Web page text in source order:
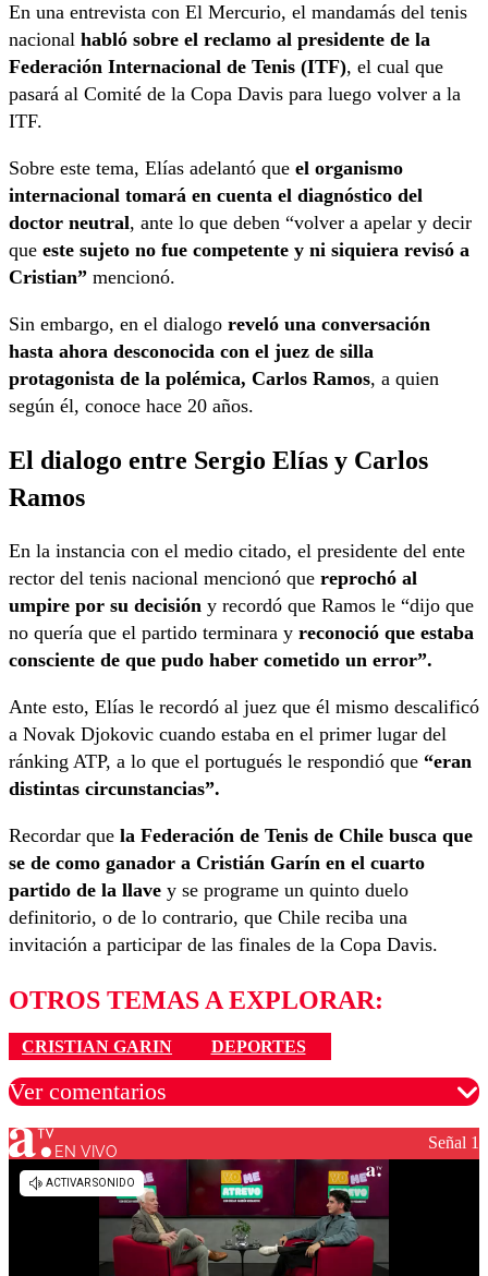
En una entrevista con El Mercurio, el mandamás del tenis
nacional habló sobre el reclamo al presidente de la
Federación Internacional de Tenis (ITF), el cual que
pasará al Comité de la Copa Davis para luego volver a la
ITF.
Sobre este tema, Elías adelantó que el organismo
internacional tomará en cuenta el diagnóstico del
doctor neutral, ante lo que deben “volver a apelar y decir
que este sujeto no fue competente y ni siquiera revisó a
Cristian” mencionó.
Sin embargo, en el dialogo reveló una conversación
hasta ahora desconocida con el juez de silla
protagonista de la polémica, Carlos Ramos, a quien
según él, conoce hace 20 años.
El dialogo entre Sergio Elías y Carlos
Ramos
En la instancia con el medio citado, el presidente del ente
rector del tenis nacional mencionó que reprochó al
umpire por su decisión y recordó que Ramos le “dijo que
no quería que el partido terminara y reconoció que estaba
consciente de que pudo haber cometido un error”.
Ante esto, Elías le recordó al juez que él mismo descalificó
a Novak Djokovic cuando estaba en el primer lugar del
ránking ATP, a lo que el portugués le respondió que “eran
distintas circunstancias”.
Recordar que la Federación de Tenis de Chile busca que
se de como ganador a Cristián Garín en el cuarto
partido de la llave y se programe un quinto duelo
definitorio, o de lo contrario, que Chile reciba una
invitación a participar de las finales de la Copa Davis.
OTROS TEMAS A EXPLORAR:
CRISTIAN GARIN DEPORTES
Ver comentarios
Los comentarios son moderados para garantizar un
diálogo respetuoso.
EN VIVO Señal 1